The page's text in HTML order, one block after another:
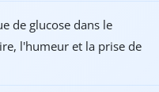
de glucose dans le
l'humeur et la prise de